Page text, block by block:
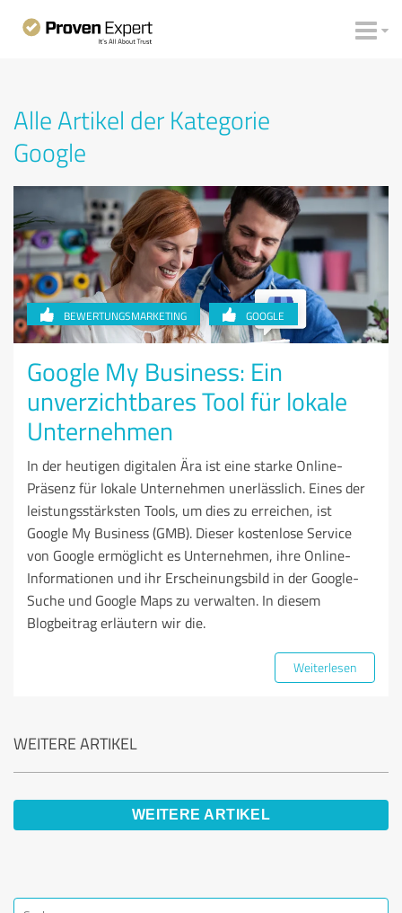
Alle Artikel der Kategorie
Google
BEWERTUNGSMARKETING GOOGLE
Google My Business: Ein
unverzichtbares Tool für lokale
Unternehmen
In der heutigen digitalen Ära ist eine starke Online-
Präsenz für lokale Unternehmen unerlässlich. Eines der
leistungsstärksten Tools, um dies zu erreichen, ist
Google My Business (GMB). Dieser kostenlose Service
von Google ermöglicht es Unternehmen, ihre Online-
Informationen und ihr Erscheinungsbild in der Google-
Suche und Google Maps zu verwalten. In diesem
Blogbeitrag erläutern wir die.
Weiterlesen
WEITERE ARTIKEL
WEITERE ARTIKEL